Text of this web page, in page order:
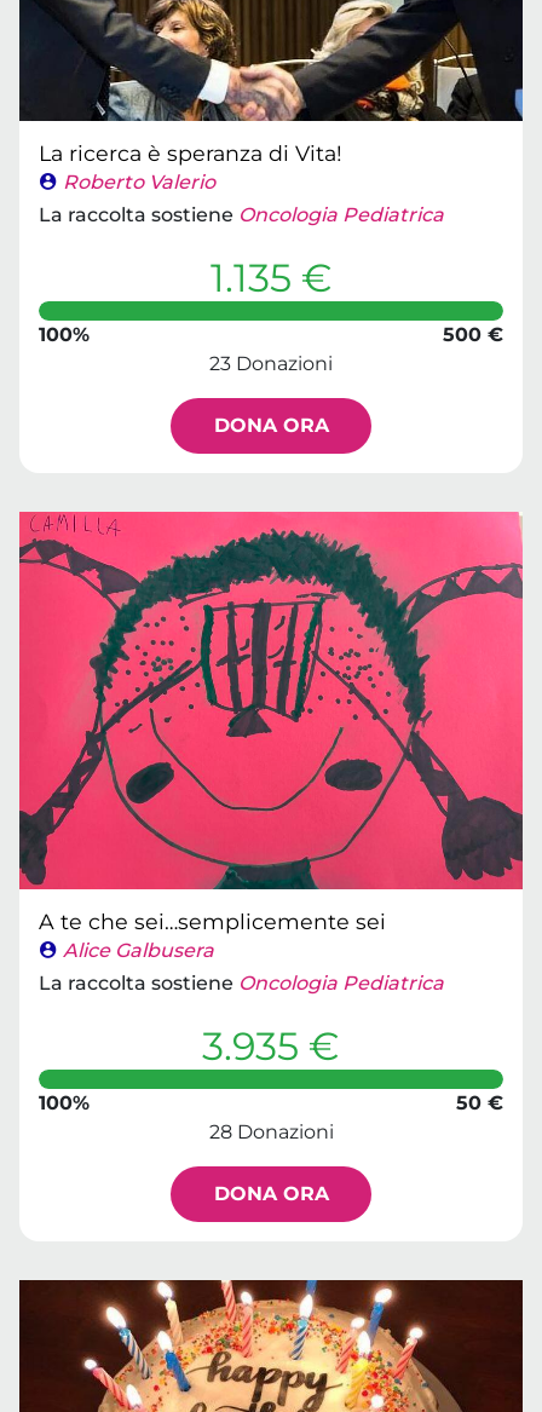
La ricerca è speranza di Vita!
Roberto Valerio
La raccolta sostiene Oncologia Pediatrica
1.135 €
100%
500 €
23 Donazioni
DONA ORA
A te che sei…semplicemente sei
Alice Galbusera
La raccolta sostiene Oncologia Pediatrica
3.935 €
100%
50 €
28 Donazioni
DONA ORA